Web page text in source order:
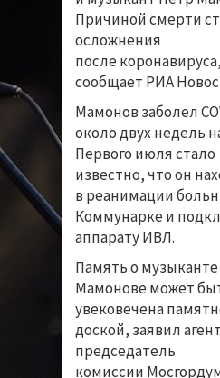
Причиной смерти
осложнения
после коронавируса,
сообщает РИА
Мамонов заболел
около двух недель
Первого июля стало
известно, что он
в реанимации
Коммунарке и
аппарату ИВЛ.
Память о
Мамонове может
увековечена
доской, заявил
председатель
комиссии